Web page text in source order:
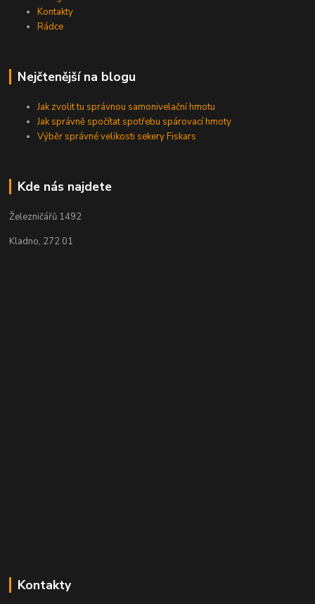
Kontakty
Rádce
Nejčtenější na blogu
Jak zvolit tu správnou samonivelační hmotu
Jak správně spočítat spotřebu spárovací hmoty
Výběr správné velikosti sekery Fiskars
Kde nás najdete
Železničářů 1492
Kladno, 272 01
Kontakty